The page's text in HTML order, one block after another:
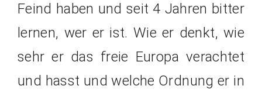
Feind haben und seit 4 Jahren bitter
lernen, wer er ist. Wie er denkt, wie
sehr er das freie Europa verachtet
und hasst und welche Ordnung er in